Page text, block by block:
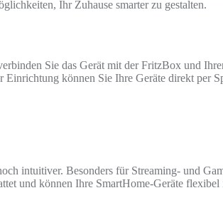
Ihr Zuhause smarter zu gestalten.
Sie das Gerät mit der FritzBox und
können Sie Ihre Geräte direkt per
intuitiver. Besonders für Streaming- und
und können Ihre SmartHome-Geräte